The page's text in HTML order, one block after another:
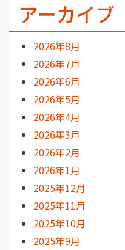
アーカイブ
2026年8月
2026年7月
2026年6月
2026年5月
2026年4月
2026年3月
2026年2月
2026年1月
2025年12月
2025年11月
2025年10月
2025年9月